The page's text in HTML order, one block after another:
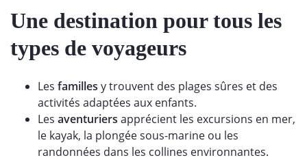
Une destination pour tous les
types de voyageurs
Les familles y trouvent des plages sûres et des
activités adaptées aux enfants.
Les aventuriers apprécient les excursions en mer,
le kayak, la plongée sous-marine ou les
randonnées dans les collines environnantes.